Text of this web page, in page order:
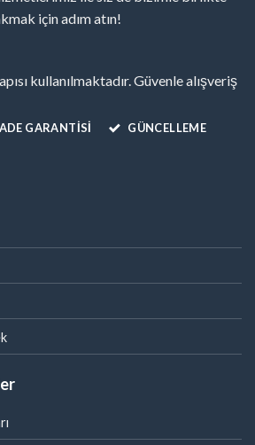
için adım atın!
kullanılmaktadır. Güvenle alışveriş
GARANTİSİ GÜNCELLEME